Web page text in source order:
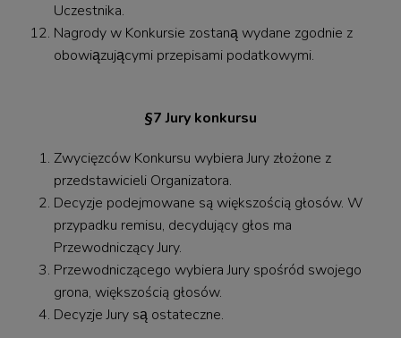
Uczestnika.
Nagrody w Konkursie zostaną wydane zgodnie z
obowiązującymi przepisami podatkowymi.
§7 Jury konkursu
Zwycięzców Konkursu wybiera Jury złożone z
przedstawicieli Organizatora.
Decyzje podejmowane są większością głosów. W
przypadku remisu, decydujący głos ma
Przewodniczący Jury.
Przewodniczącego wybiera Jury spośród swojego
grona, większością głosów.
Decyzje Jury są ostateczne.